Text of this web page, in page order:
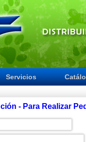
Servicios
- Para Realizar